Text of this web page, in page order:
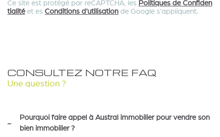
Ce site est protégé par reCAPTCHA, les Politiques de Confiden
tialitéet es Conditions d'utilisation de Google s'appliquent.
CONSULTEZ NOTRE FAQ
Une question ?
Pourquoi faire appel à Austral immobilier pour vendre son
bien immobilier ?